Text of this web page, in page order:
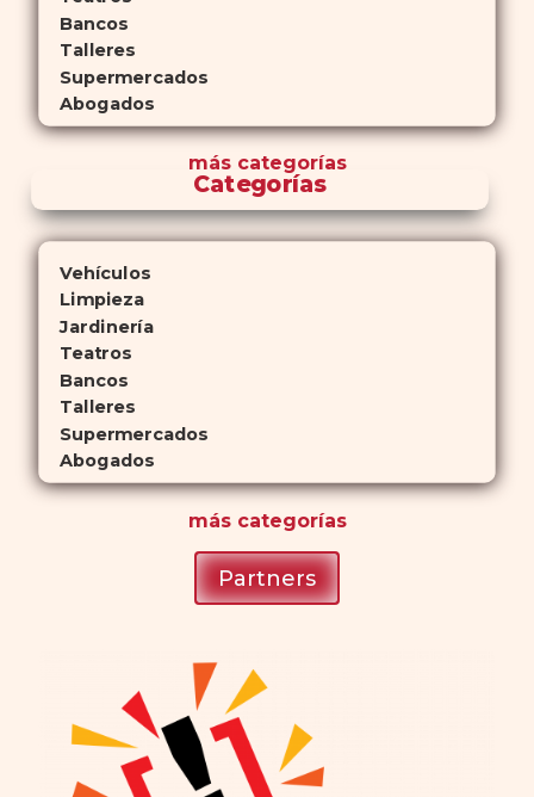
Bancos
Talleres
Supermercados
Abogados
máscategorías
Categorías
Vehículos
Limpieza
Jardinería
Teatros
Bancos
Talleres
Supermercados
Abogados
máscategorías
Partners